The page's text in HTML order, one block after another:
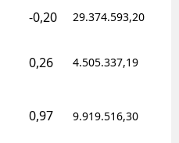
-0,20 29.374.593,20
0,26 4.505.337,19
0,97 9.919.516,30